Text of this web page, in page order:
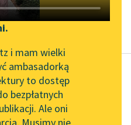
Zgłoś brak utworu
Narzędzia
Mapa Wolnych Lektur
Leśmianator
Przewodnik dla piszących i
i mam wielki
ambasadorką
to dostęp
bezpłatnych
Ale oni
Zofia Urbanowska
Księżniczka